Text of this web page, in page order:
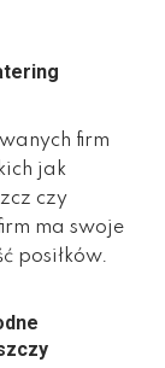
firm
jak
czy
ma swoje
posiłków.